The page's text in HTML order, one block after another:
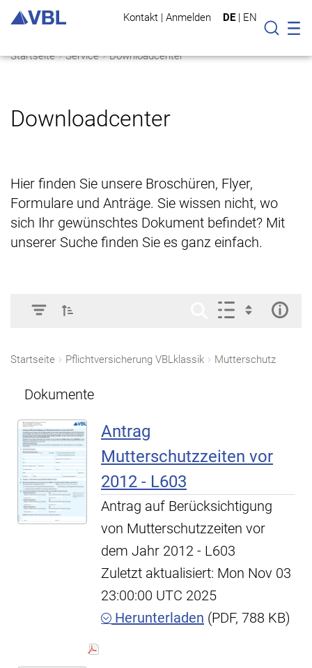
Kontakt | Anmelden DE | EN
Suche
Startseite Service Downloadcenter
Downloadcenter
Hier finden Sie unsere Broschüren, Flyer,
Formulare und Anträge. Sie wissen nicht, wo
sich Ihr gewünschtes Dokument befindet? Mit
unserer Suche finden Sie es ganz einfach.
Startseite Pflichtversicherung VBLklassik Mutterschutz
Dokumente
Antrag
Mutterschutzzeiten vor
2012 - L603
Antrag auf Berücksichtigung
von Mutterschutzzeiten vor
dem Jahr 2012 - L603
Zuletzt aktualisiert: Mon Nov 03
23:00:00 UTC 2025
Herunterladen (PDF, 788 KB)